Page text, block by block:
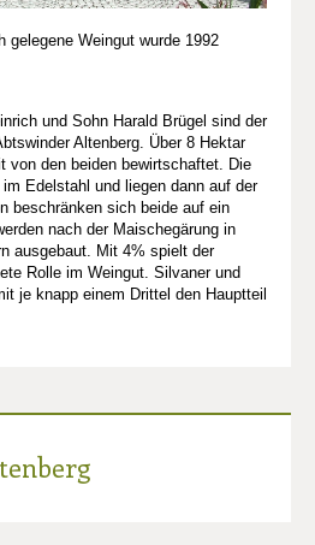
gelegene Weingut wurde 1992
und Sohn Harald Brügel sind der
Altenberg. Über 8 Hektar
von den beiden bewirtschaftet. Die
Edelstahl und liegen dann auf der
beschränken sich beide auf ein
nach der Maischegärung in
ausgebaut. Mit 4% spielt der
Rolle im Weingut. Silvaner und
je knapp einem Drittel den Hauptteil